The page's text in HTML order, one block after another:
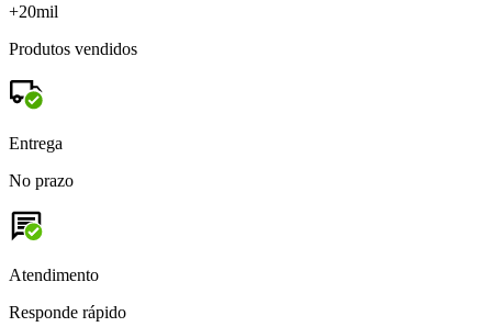
+20mil
Produtos vendidos
Entrega
No prazo
Atendimento
Responde rápido